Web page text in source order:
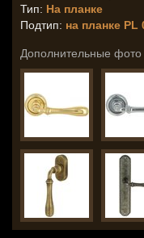
Тип: На планке
Подтип: на планке
Дополнительные фото